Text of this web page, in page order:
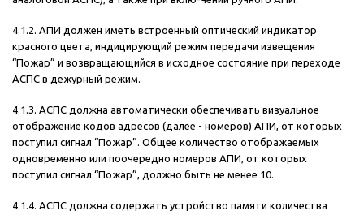
4.1.2. АПИ должен иметь встроенный оптический индикатор
красного цвета, индицирующий режим передачи извещения
“Пожар” и возвращающийся в исходное состояние при переходе
АСПС в дежурный режим.
4.1.3. АСПС должна автоматически обеспечивать визуальное
отображение кодов адресов (далее - номеров) АПИ, от которых
поступил сигнал “Пожар”. Общее количество отображаемых
одновременно или поочередно номеров АПИ, от которых
поступил сигнал “Пожар”, должно быть не менее 10.
4.1.4. АСПС должна содержать устройство памяти количества